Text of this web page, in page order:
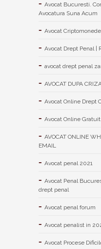
Avocat Bucuresti.
Avocatura Suna Acum
Avocat Criptomonede
Avocat Drept Penal |
avocat drept penal
AVOCAT DUPA
Avocat Online Drept
Avocat Online
AVOCAT ONLINE
EMAIL
Avocat penal 2021
Avocat Penal
drept penal
Avocat penal forum
Avocat penalist in
Avocat Procese